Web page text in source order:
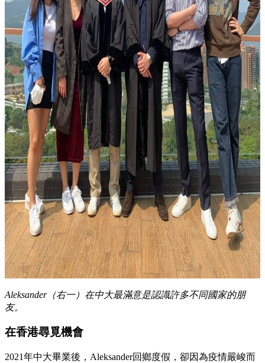
Aleksander（右一）在中大最滿意是認識許多不同國家的朋
友。
在香港尋覓機會
2021年中大畢業後，Aleksander回鄉度假，卻因為疫情嚴峻而